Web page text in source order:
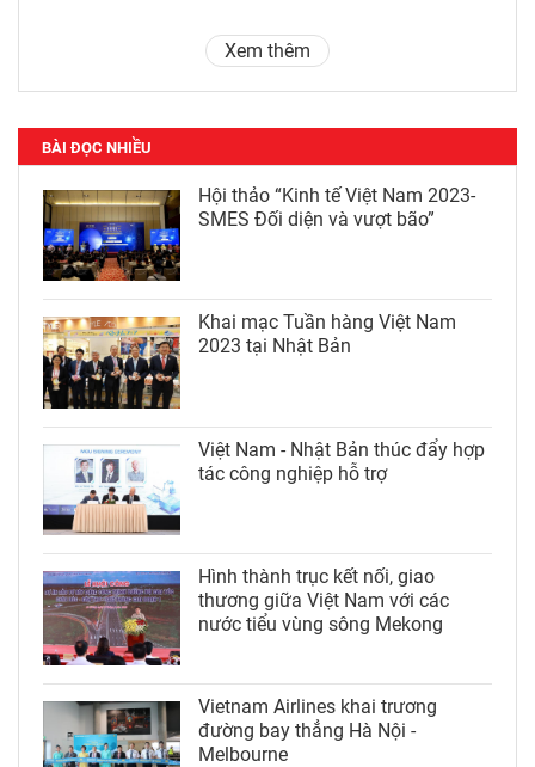
Xem thêm
BÀI ĐỌC NHIỀU
Hội thảo “Kinh tế Việt Nam 2023-
SMES Đối diện và vượt bão”
Khai mạc Tuần hàng Việt Nam
2023 tại Nhật Bản
Việt Nam - Nhật Bản thúc đẩy hợp
tác công nghiệp hỗ trợ
Hình thành trục kết nối, giao
thương giữa Việt Nam với các
nước tiểu vùng sông Mekong
Vietnam Airlines khai trương
đường bay thẳng Hà Nội -
Melbourne